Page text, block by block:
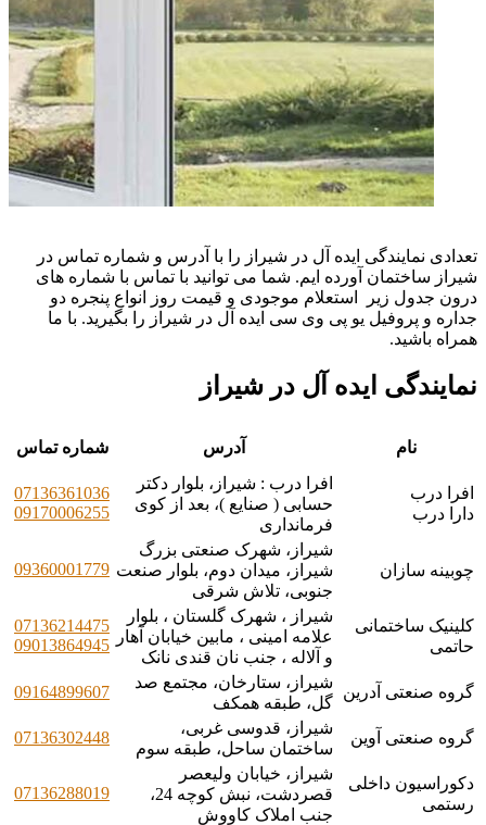
تعدادی نمایندگی ایده آل در شیراز را با آدرس و شماره تماس در
شیراز ساختمان آورده ایم. شما می توانید با تماس با شماره های
درون جدول زیر استعلام موجودی و قیمت روز انواع پنجره دو
جداره و پروفیل یو پی وی سی ایده آل در شیراز را بگیرید. با ما
همراه باشید.
نمایندگی ایده آل در شیراز
نام آدرس شماره تماس
افرا درب
دارا درب
افرا درب : شیراز، بلوار دکتر
حسابی ( صنایع )، بعد از کوی
فرمانداری
07136361036
09170006255
چوبینه سازان
شیراز، شهرک صنعتی بزرگ
شیراز، میدان دوم، بلوار صنعت
جنوبی، تلاش شرقی
09360001779
کلینیک ساختمانی
حاتمی
شیراز ، شهرک گلستان ، بلوار
علامه امینی ، مابین خیابان آهار
و آلاله ، جنب نان قندی نانک
07136214475
09013864945
گروه صنعتی آدرین
شیراز، ستارخان، مجتمع صد
گل، طبقه همکف
09164899607
گروه صنعتی آوین
شیراز، قدوسی غربی،
ساختمان ساحل، طبقه سوم
07136302448
دکوراسیون داخلی
رستمی
شیراز، خیابان ولیعصر
قصردشت، نبش کوچه 24،
جنب املاک کاووش
07136288019